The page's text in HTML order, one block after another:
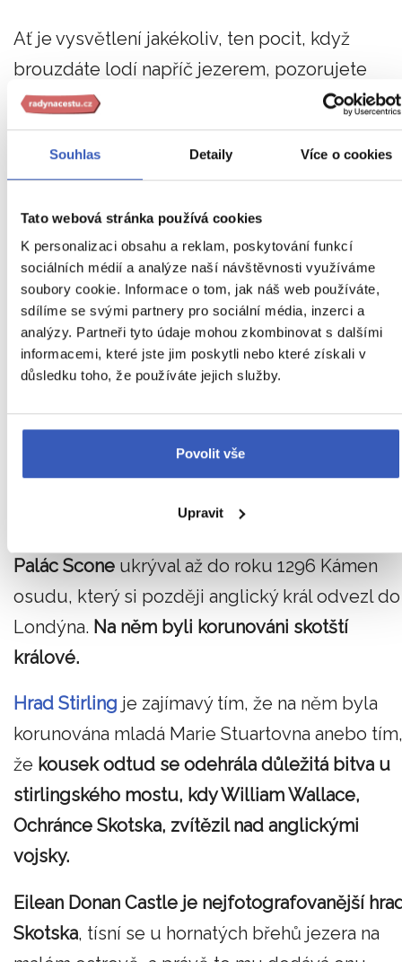
Souhlas Detaily Více o cookies
Tato webová stránka používá cookies
K personalizaci obsahu a reklam, poskytování funkcí
sociálních médií a analýze naší návštěvnosti využíváme
soubory cookie. Informace o tom, jak náš web používáte,
sdílíme se svými partnery pro sociální média, inzerci a
analýzy. Partneři tyto údaje mohou zkombinovat s dalšími
informacemi, které jste jim poskytli nebo které získali v
důsledku toho, že používáte jejich služby.
Povolit vše
Upravit
Ať je vysvětlení jakékoliv, ten pocit, když
brouzdáte lodí napříč jezerem, pozorujete
temnou hladinu a čekáte na jakoukoliv
anomálii, vám nikdo nevezme.Co kdybyste to
byli vy, kteří pořídí další snímek záhadného
5. Navštívit velkolepé hrady
plné historie
Edinburský hrad, tyčící se pyšně na skále
opředený Kámen osudu, nýbrž i skotské
korunovační klenoty, které jsou nejstarší ve
Edinburgh
Palác Scone ukrýval až do roku 1296 Kámen
osudu, který si později anglický král odvezl do
Londýna. Na něm byli korunováni skotští
králové.
Hrad Stirling je zajímavý tím, že na něm byla
korunována mladá Marie Stuartovna anebo tím,
že kousek odtud se odehrála důležitá bitva u
stirlingského mostu, kdy William Wallace,
Ochránce Skotska, zvítězil nad anglickými
vojsky.
Eilean Donan Castle je nejfotografovanější
Skotska, tísní se u hornatých břehů jezera na